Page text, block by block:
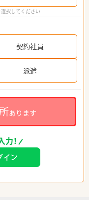
択してください
契約社員
派遣
あります
！